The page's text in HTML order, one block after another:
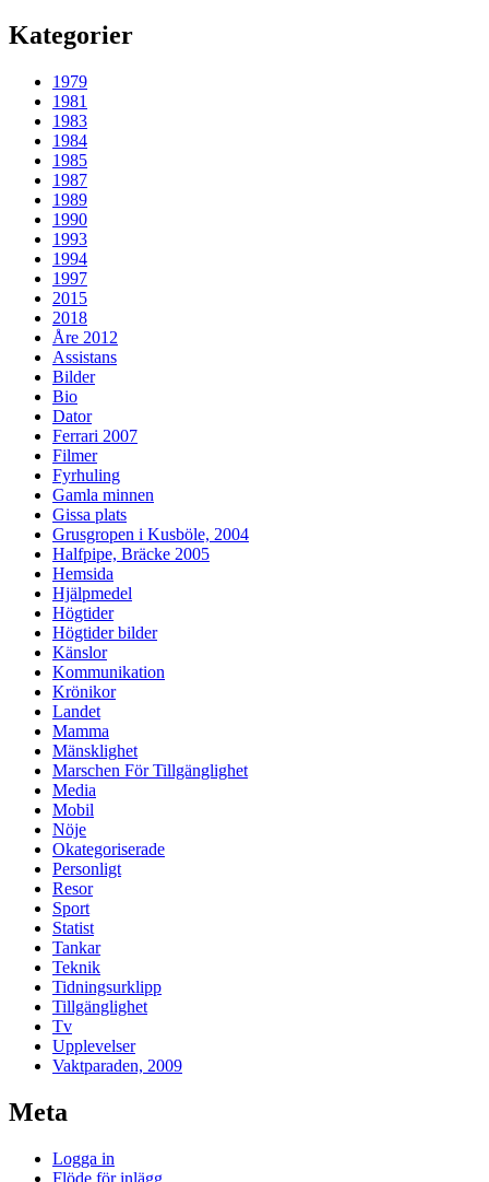
Kategorier
1979
1981
1983
1984
1985
1987
1989
1990
1993
1994
1997
2015
2018
Åre 2012
Assistans
Bilder
Bio
Dator
Ferrari 2007
Filmer
Fyrhuling
Gamla minnen
Gissa plats
Grusgropen i Kusböle, 2004
Halfpipe, Bräcke 2005
Hemsida
Hjälpmedel
Högtider
Högtider bilder
Känslor
Kommunikation
Krönikor
Landet
Mamma
Mänsklighet
Marschen För Tillgänglighet
Media
Mobil
Nöje
Okategoriserade
Personligt
Resor
Sport
Statist
Tankar
Teknik
Tidningsurklipp
Tillgänglighet
Tv
Upplevelser
Vaktparaden, 2009
Meta
Logga in
Flöde för inlägg